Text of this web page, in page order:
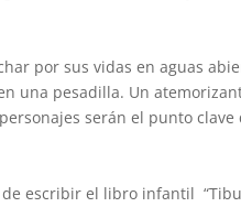
por sus vidas en aguas
una pesadilla. Un
serán el punto
escribir el libro infantil